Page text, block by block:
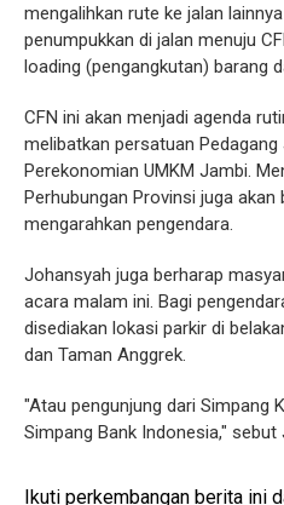
mengalihkan rute ke jalan
penumpukkan di jalan menuju
loading (pengangkutan) barang
CFN ini akan menjadi agenda
melibatkan persatuan
Perekonomian UMKM Jambi.
Perhubungan Provinsi juga
mengarahkan pengendara.
Johansyah juga berharap
acara malam ini. Bagi
disediakan lokasi parkir di
dan Taman Anggrek.
"Atau pengunjung dari Simpang
Simpang Bank Indonesia," sebut
Ikuti perkembangan berita ini